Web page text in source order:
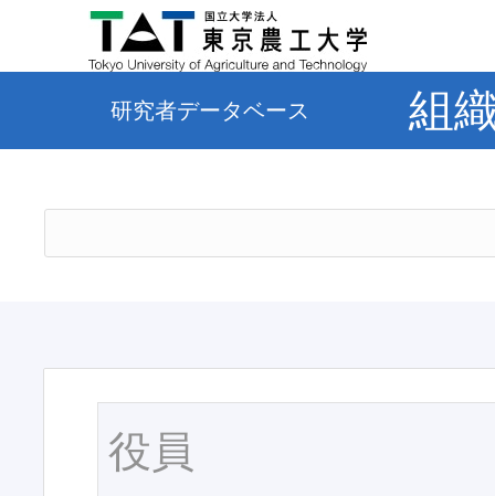
研究者データベース 組
役員